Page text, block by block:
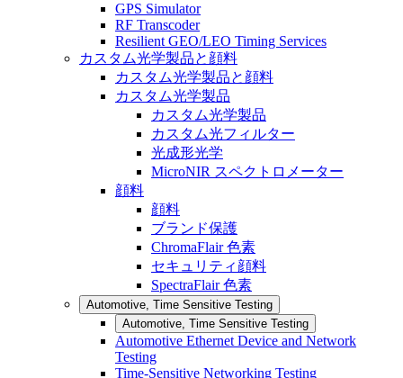
GPS Simulator
RF Transcoder
Resilient GEO/LEO Timing Services
カスタム光学製品と顔料
カスタム光学製品と顔料
カスタム光学製品
カスタム光学製品
カスタム光フィルター
光成形光学
MicroNIR スペクトロメーター
顔料
顔料
ブランド保護
ChromaFlair 色素
セキュリティ顔料
SpectraFlair 色素
Automotive, Time Sensitive Testing
Automotive, Time Sensitive Testing
Automotive Ethernet Device and Network
Testing
Time-Sensitive Networking Testing